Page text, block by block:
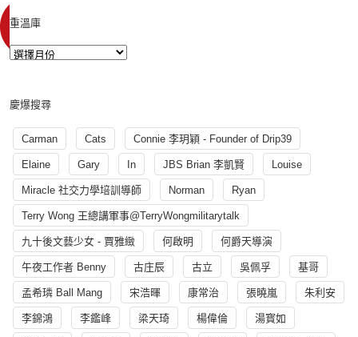
重溫庫
慶爆搜尋
Carman Cats Connie 李玥穎 - Founder of Drip39
Elaine Gary In JBS Brian 李凱賢 Louise
Miracle 社交力學培訓導師 Norman Ryan
Terry Wong 王總講軍事@TerryWongmilitarytalk
九十後文藝少女 - 賈雅緻 何啟明 何爵天導演
午夜工作者 Benny 古庄辰 古立 吳佩孚 基哥
孟希璘 Ball Mang 宋浩暉 康常治 張曉嵐 朱利安
李錦鴻 李鑑峰 梁天琦 楊偉倫 湯寳如